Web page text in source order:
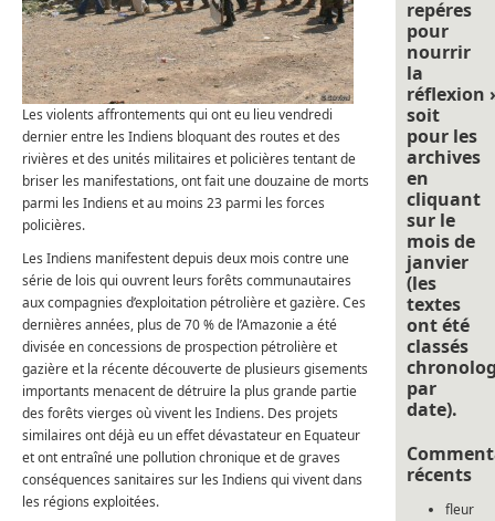
Les violents affrontements qui ont eu lieu vendredi
dernier entre les Indiens bloquant des routes et des
rivières et des unités militaires et policières tentant de
briser les manifestations, ont fait une douzaine de morts
parmi les Indiens et au moins 23 parmi les forces
policières.
Les Indiens manifestent depuis deux mois contre une
série de lois qui ouvrent leurs forêts communautaires
aux compagnies d’exploitation pétrolière et gazière. Ces
dernières années, plus de 70 % de l’Amazonie a été
divisée en concessions de prospection pétrolière et
gazière et la récente découverte de plusieurs gisements
importants menacent de détruire la plus grande partie
des forêts vierges où vivent les Indiens. Des projets
similaires ont déjà eu un effet dévastateur en Equateur
et ont entraîné une pollution chronique et de graves
conséquences sanitaires sur les Indiens qui vivent dans
les régions exploitées.
repéres
pour
nourrir
la
réflexion
soit
pour les
archives
en
cliquant
sur le
mois de
janvier
(les
textes
ont été
classés
par
date).
récents
fleur